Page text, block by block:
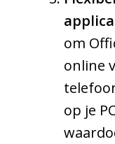
om
online
op je